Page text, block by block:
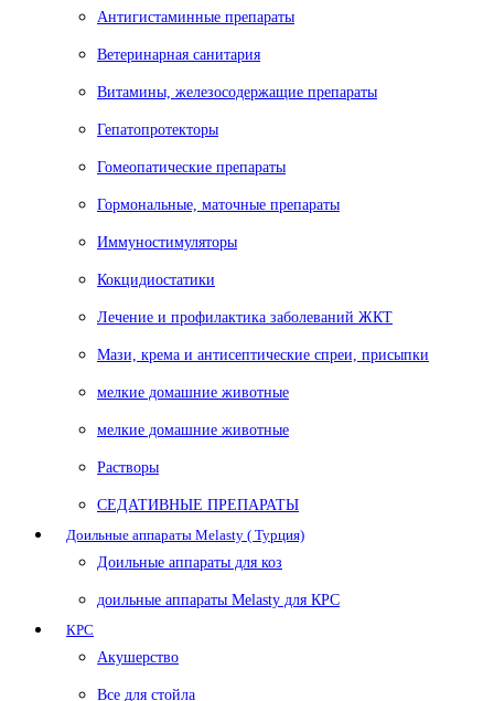
Антигистаминные препараты
Ветеринарная санитария
Витамины, железосодержащие препараты
Гепатопротекторы
Гомеопатические препараты
Гормональные, маточные препараты
Иммуностимуляторы
Кокцидиостатики
Лечение и профилактика заболеваний ЖКТ
Мази, крема и антисептические спреи, присыпки
мелкие домашние животные
мелкие домашние животные
Растворы
СЕДАТИВНЫЕ ПРЕПАРАТЫ
Доильные аппараты Melasty ( Турция)
Доильные аппараты для коз
доильные аппараты Melasty для КРС
КРС
Акушерство
Все для стойла